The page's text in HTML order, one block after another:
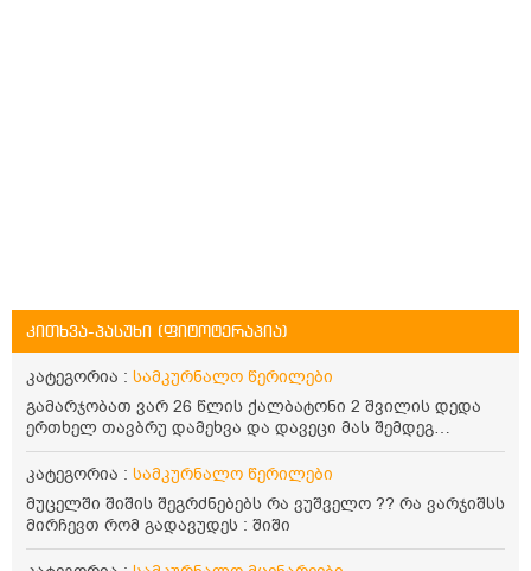
კითხვა-პასუხი (ფიტოტერაპია)
კატეგორია : სამკურნალო წერილები
გამარჯობათ ვარ 26 წლის ქალბატონი 2 შვილის დედა
ერთხელ თავბრუ დამეხვა და დავეცი მას შემდეგ
დამეწყო შიშები ვეღარ გავდიოდი გარეთ რადგან ისევ
ასე ცუდად არ გავხდარიყავი ყურის ანთება მქონდა
მეტინდა კიდე მეხვევა თავბრუ გარეთ გასვილისას
სახლში კარგად ვარ როცა ახსენებენ გარეთ წაავალა
სმაგაზეხ კი ცუდად ვხდებოდი ეხლა როგორმე გავდივარ
კატეგორია : სამკურნალო წერილები
მუცელში შიშის შეგრძნებებს რა ვუშველო ?? რა ვარჯიშსს
მირჩევთ რომ გადავუდეს : შიში